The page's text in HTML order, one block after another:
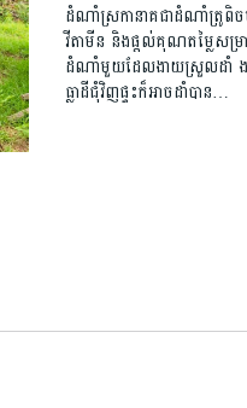
ដំណាំស្រកានាគជាដំណាំត្រូ
វីតាមីន និងផ្តល់គុណតម្លៃសម្
ដំណាំមួយដែលងាយស្រួលដាំ ង
ធ្លាដីជុំវិញផ្ទះក៏អាចដាំបាន…